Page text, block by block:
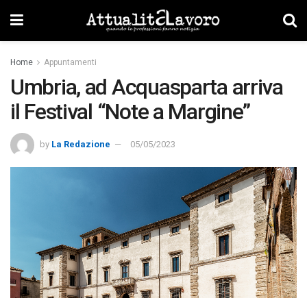
Home Appuntamenti
Umbria, ad Acquasparta arriva
il Festival “Note a Margine”
by La Redazione 05/05/2023